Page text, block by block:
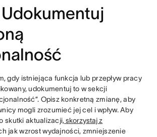
gdy istniejąca funkcja lub przepływ pracy
udokumentuj to w sekcji
Opisz konkretną zmianę, aby
mogli zrozumieć jej cel i wpływ. Aby
skutki aktualizacji, skorzystaj z
jak wzrost wydajności, zmniejszenie